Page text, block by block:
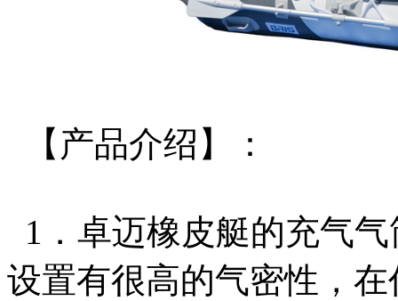
【产品介绍】：
1．卓迈橡皮艇的充气
设置有很高的气密性，